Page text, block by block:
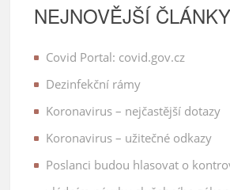
NEJNOVĚJŠÍ ČLÁNKY
Covid Portal: covid.gov.cz
Dezinfekční rámy
Koronavirus – nejčastější dotazy
Koronavirus – užitečné odkazy
Poslanci budou hlasovat o